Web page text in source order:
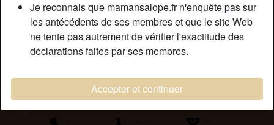
Je reconnais que mamansalope.fr n'enquête pas sur
les antécédents de ses membres et que le site Web
ne tente pas autrement de vérifier l'exactitude des
déclarations faites par ses membres.
Accepter et continuer
comme une folle. Je tiens tout de même à rester discrète,
c’est une des conditions pour pouvoir me baiser ;-).
Cherche
Tags